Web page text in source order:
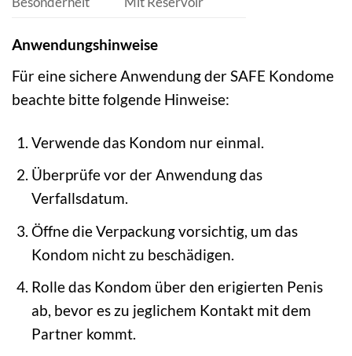
Anwendungshinweise
Für eine sichere Anwendung der SAFE Kondome
beachte bitte folgende Hinweise:
Verwende das Kondom nur einmal.
Überprüfe vor der Anwendung das
Verfallsdatum.
Öffne die Verpackung vorsichtig, um das
Kondom nicht zu beschädigen.
Rolle das Kondom über den erigierten Penis
ab, bevor es zu jeglichem Kontakt mit dem
Partner kommt.